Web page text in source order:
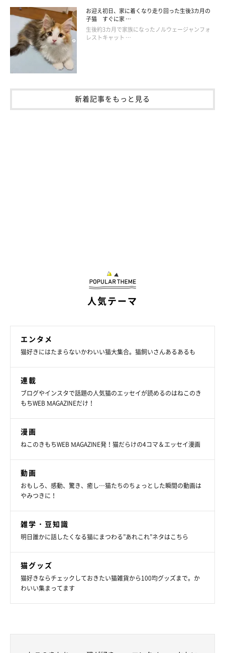
は言葉も気分も通じ合うことが多くて、『猫というか人かな？』
と思っています（笑）
また、ベアさんとは最初はケンカばかりしていましたが、今はな
かなかおもしろい関係性の“同居ニャン”
て、それも嬉しいです」
お迎え初日、家に着くなり走り回った生後3カ月の
子猫 すぐに家 …
生後約3カ月で家族になったノルウェージャンフォ
レストキャット …
新着記事をもっと見る
人気テーマ
エンタメ
猫好きにはたまらないかわいい猫大集合。猫飼いさんあるあるも
連載
ブログやインスタで話題の人気猫のエッセイが読めるのはねこのき
もちWEB MAGAZINEだけ！
漫画
ねこのきもちWEB MAGAZINE発！猫だらけの4コマ＆エッセイ漫画
動画
おもしろ、感動、驚き、癒し…猫たちのちょっとした瞬間の動画は
やみつきに！
雑学・豆知識
明日誰かに話したくなる猫にまつわる”あれこれ”ネタはこちら
猫グッズ
猫好きならチェックしておきたい猫雑貨から100均グッズまで。か
わいい集まってます